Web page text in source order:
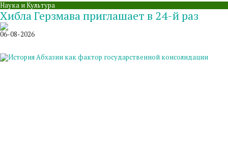
Наука и Культура
Хибла Герзмава приглашает в 24-й раз
06-08-2026